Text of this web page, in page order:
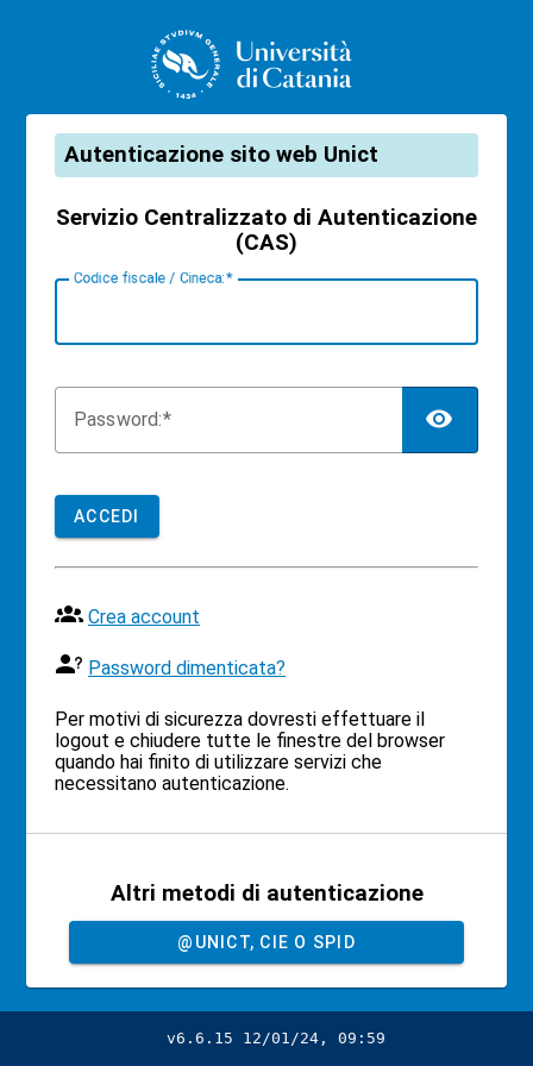
CAS
Autenticazione sito web Unict
Servizio Centralizzato di Autenticazione
(CAS)
Codice fiscale / Cineca:
Password:
ACCEDI
Crea account
Password dimenticata?
Per motivi di sicurezza dovresti effettuare il
logout e chiudere tutte le finestre del browser
quando hai finito di utilizzare servizi che
necessitano autenticazione.
Altri metodi di autenticazione
@UNICT, CIE O SPID
v6.6.15 12/01/24, 09:59